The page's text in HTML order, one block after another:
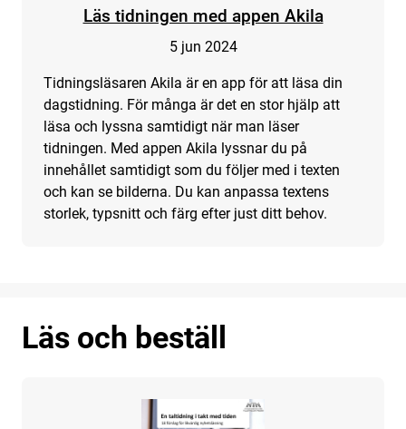
Läs tidningen med appen Akila
5 jun 2024
Tidningsläsaren Akila är en app för att läsa din
dagstidning. För många är det en stor hjälp att
läsa och lyssna samtidigt när man läser
tidningen. Med appen Akila lyssnar du på
innehållet samtidigt som du följer med i texten
och kan se bilderna. Du kan anpassa textens
storlek, typsnitt och färg efter just ditt behov.
Läs och beställ